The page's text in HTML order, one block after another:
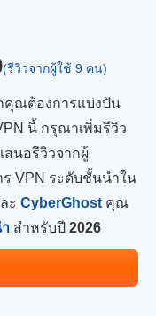
(รีวิวจากผู้ใช้ 9 คน)
คุณต้องการแบ่งปัน
นี้ กรุณาเพิ่มรีวิว
สนอรีวิวจากผู้
VPN ระดับชั้นนำใน
ะ CyberGhost คุณ
สำหรับปี 2026